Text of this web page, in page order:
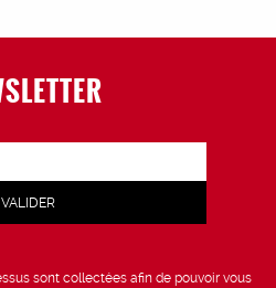
sont collectées afin de pouvoir vous